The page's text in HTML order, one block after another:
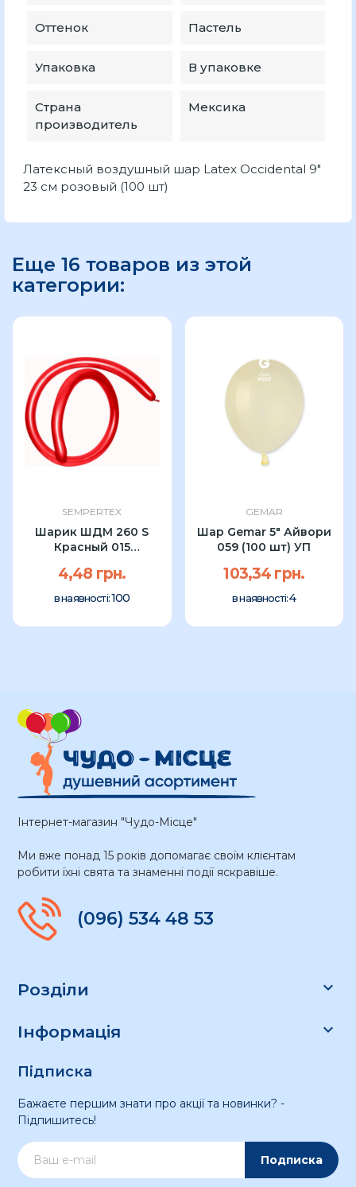
Оттенок Пастель
Упаковка В упаковке
Страна
производитель
Мексика
Латексный воздушный шар Latex Occidental 9"
23 см розовый (100 шт)
Еще 16 товаров из этой
категории:
SEMPERTEX
Шарик ШДМ 260 S
Красный 015
4,48 грн.
в наявності:100
GEMAR
Шар Gemar 5" Айвори
059 (100 шт) УП
103,34 грн.
в наявності:4
Інтернет-магазин "Чудо-Місце"
Ми вже понад 15 років допомагає своїм клієнтам
робити їхні свята та знаменні події яскравіше.
(096) 534 48 53
Розділи 
Інформація 
Підписка
Бажаєте першим знати про акції та новинки? -
Підпишитесь!
Подписка